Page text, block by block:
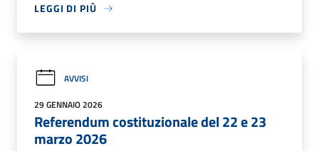
LEGGI DI PIÙ
AVVISI
29 GENNAIO 2026
Referendum costituzionale del 22 e 23
marzo 2026